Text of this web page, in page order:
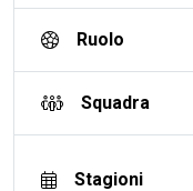
Ruolo
Squadra
Stagioni